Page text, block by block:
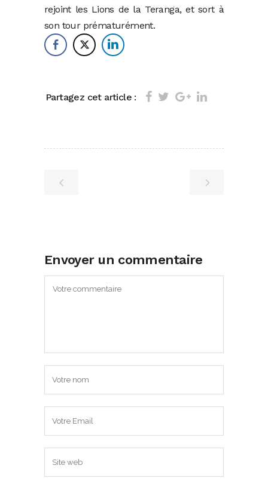
rejoint les Lions de la Teranga, et sort à
son tour prématurément.
Partagez cet article :
Envoyer un commentaire